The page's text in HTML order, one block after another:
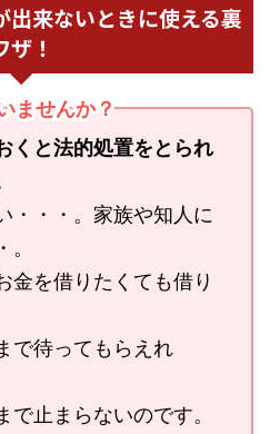
出来ないときに使える裏
ザ！
ませんか？
くと法的処置をとられ
・・・。家族や知人に
金を借りたくても借り
で待ってもらえれ
止まらないのです。